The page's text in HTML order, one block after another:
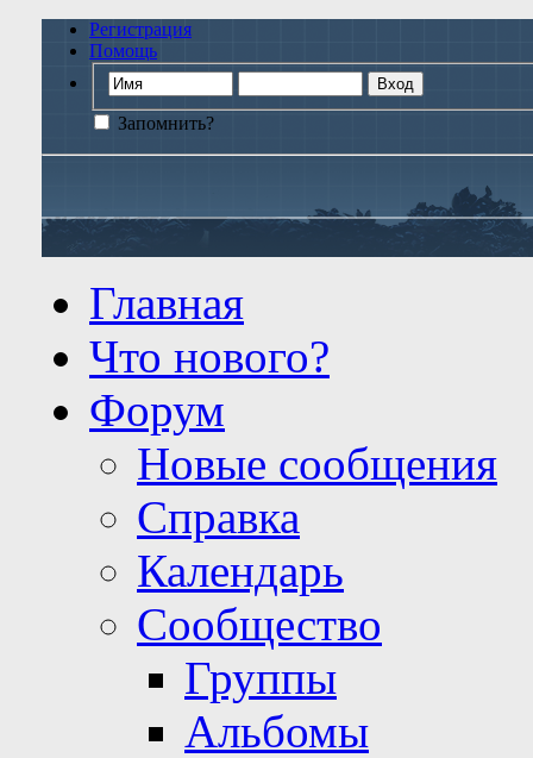
Регистрация
Помощь
Запомнить?
Главная
Что нового?
Форум
Новые сообщения
Справка
Календарь
Сообщество
Группы
Альбомы